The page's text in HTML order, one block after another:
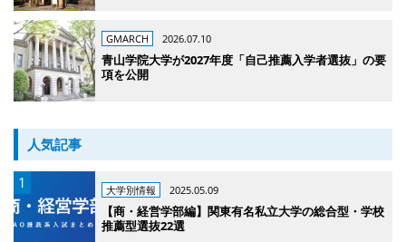
GMARCH 2026.07.10
青山学院大学が2027年度「自己推薦入学者選抜」の要
項を公開
人気記事
大学別情報 2025.05.09
【商・経営学部編】関東有名私立大学の総合型・学校
推薦型選抜22選